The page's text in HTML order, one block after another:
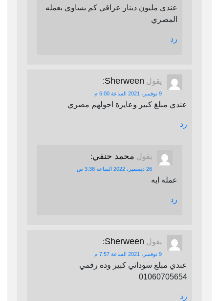
عندي مليون دينار عراقي كم يساوي بعمله
المصري
رد
يقول Sherween
:
9 نوفمبر، 2021 الساعة 6:00 م
عندي مبلغ كبير وعايزة احولهم مصري
رد
يقول محمد حنفي:
26 ديسمبر، 2022 الساعة 3:38 ص
عمله ايه
رد
يقول Sherween
:
9 نوفمبر، 2021 الساعة 7:57 م
عندي مبلغ سوداني كبير وده رقمي
01060705654
رد